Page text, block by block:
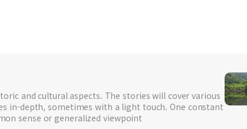
and cultural aspects. The stories will cover various
in-depth, sometimes with a light touch. One constant
sense or generalized viewpoint